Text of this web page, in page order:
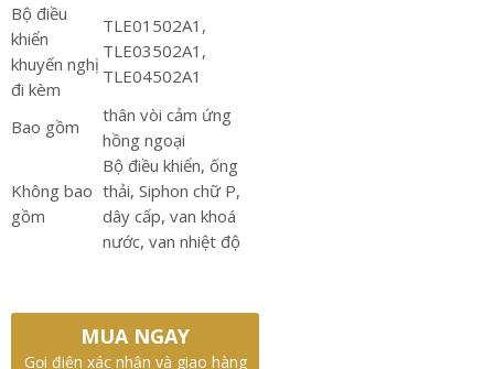
Bộ điều
khiển
khuyến nghị
đi kèm
TLE01502A1,
TLE03502A1,
TLE04502A1
Bao gồm
thân vòi cảm ứng
hồng ngoại
Không bao
gồm
Bộ điều khiển, ống
thải, Siphon chữ P,
dây cấp, van khoá
nước, van nhiệt độ
MUA NGAY
Gọi điện xác nhận và giao hàng